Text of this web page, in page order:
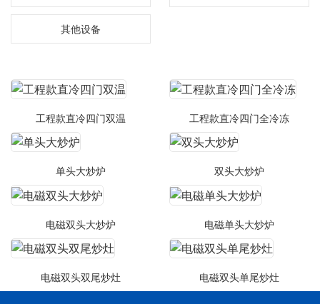
其他设备
工程款直冷四门双温 工程款直冷四门全冷冻
单头大炒炉 双头大炒炉
电磁双头大炒炉 电磁单头大炒炉
电磁双头双尾炒灶 电磁双头单尾炒灶